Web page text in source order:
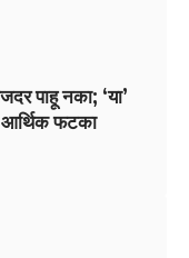
पाहू नका; ‘या’
आर्थिक फटका